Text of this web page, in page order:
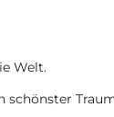
Welt.
schönster